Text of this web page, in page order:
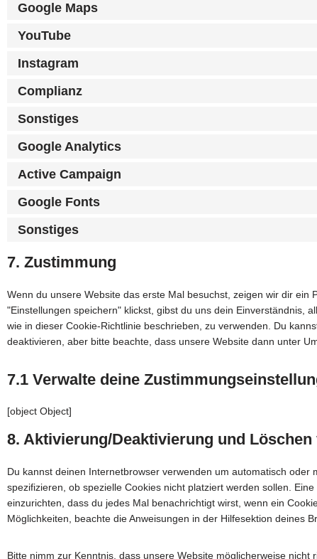
Google Maps
YouTube
Instagram
Complianz
Sonstiges
Google Analytics
Active Campaign
Google Fonts
Sonstiges
7. Zustimmung
Wenn du unsere Website das erste Mal besuchst, zeigen wir dir
"Einstellungen speichern" klickst, gibst du uns dein Einverständnis,
wie in dieser Cookie-Richtlinie beschrieben, zu verwenden. Du
deaktivieren, aber bitte beachte, dass unsere Website dann unter
7.1 Verwalte deine
[object Object]
8. Aktivierung/Deaktivierung und Löschen
Du kannst deinen Internetbrowser verwenden um automatisch oder
spezifizieren, ob spezielle Cookies nicht platziert werden sollen.
einzurichten, dass du jedes Mal benachrichtigt wirst, wenn ein
Möglichkeiten, beachte die Anweisungen in der Hilfesektion deines
Bitte nimm zur Kenntnis, dass unsere Website möglicherweise nicht